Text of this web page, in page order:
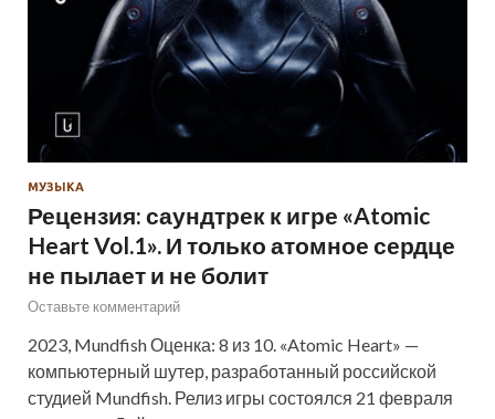
МУЗЫКА
Рецензия: саундтрек к игре «Atomic
Heart Vol.1». И только атомное сердце
не пылает и не болит
Оставьте комментарий
2023, Mundfish Оценка: 8 из 10. «Atomic Heart» —
компьютерный шутер, разработанный российской
студией Mundfish. Релиз игры состоялся 21 февраля